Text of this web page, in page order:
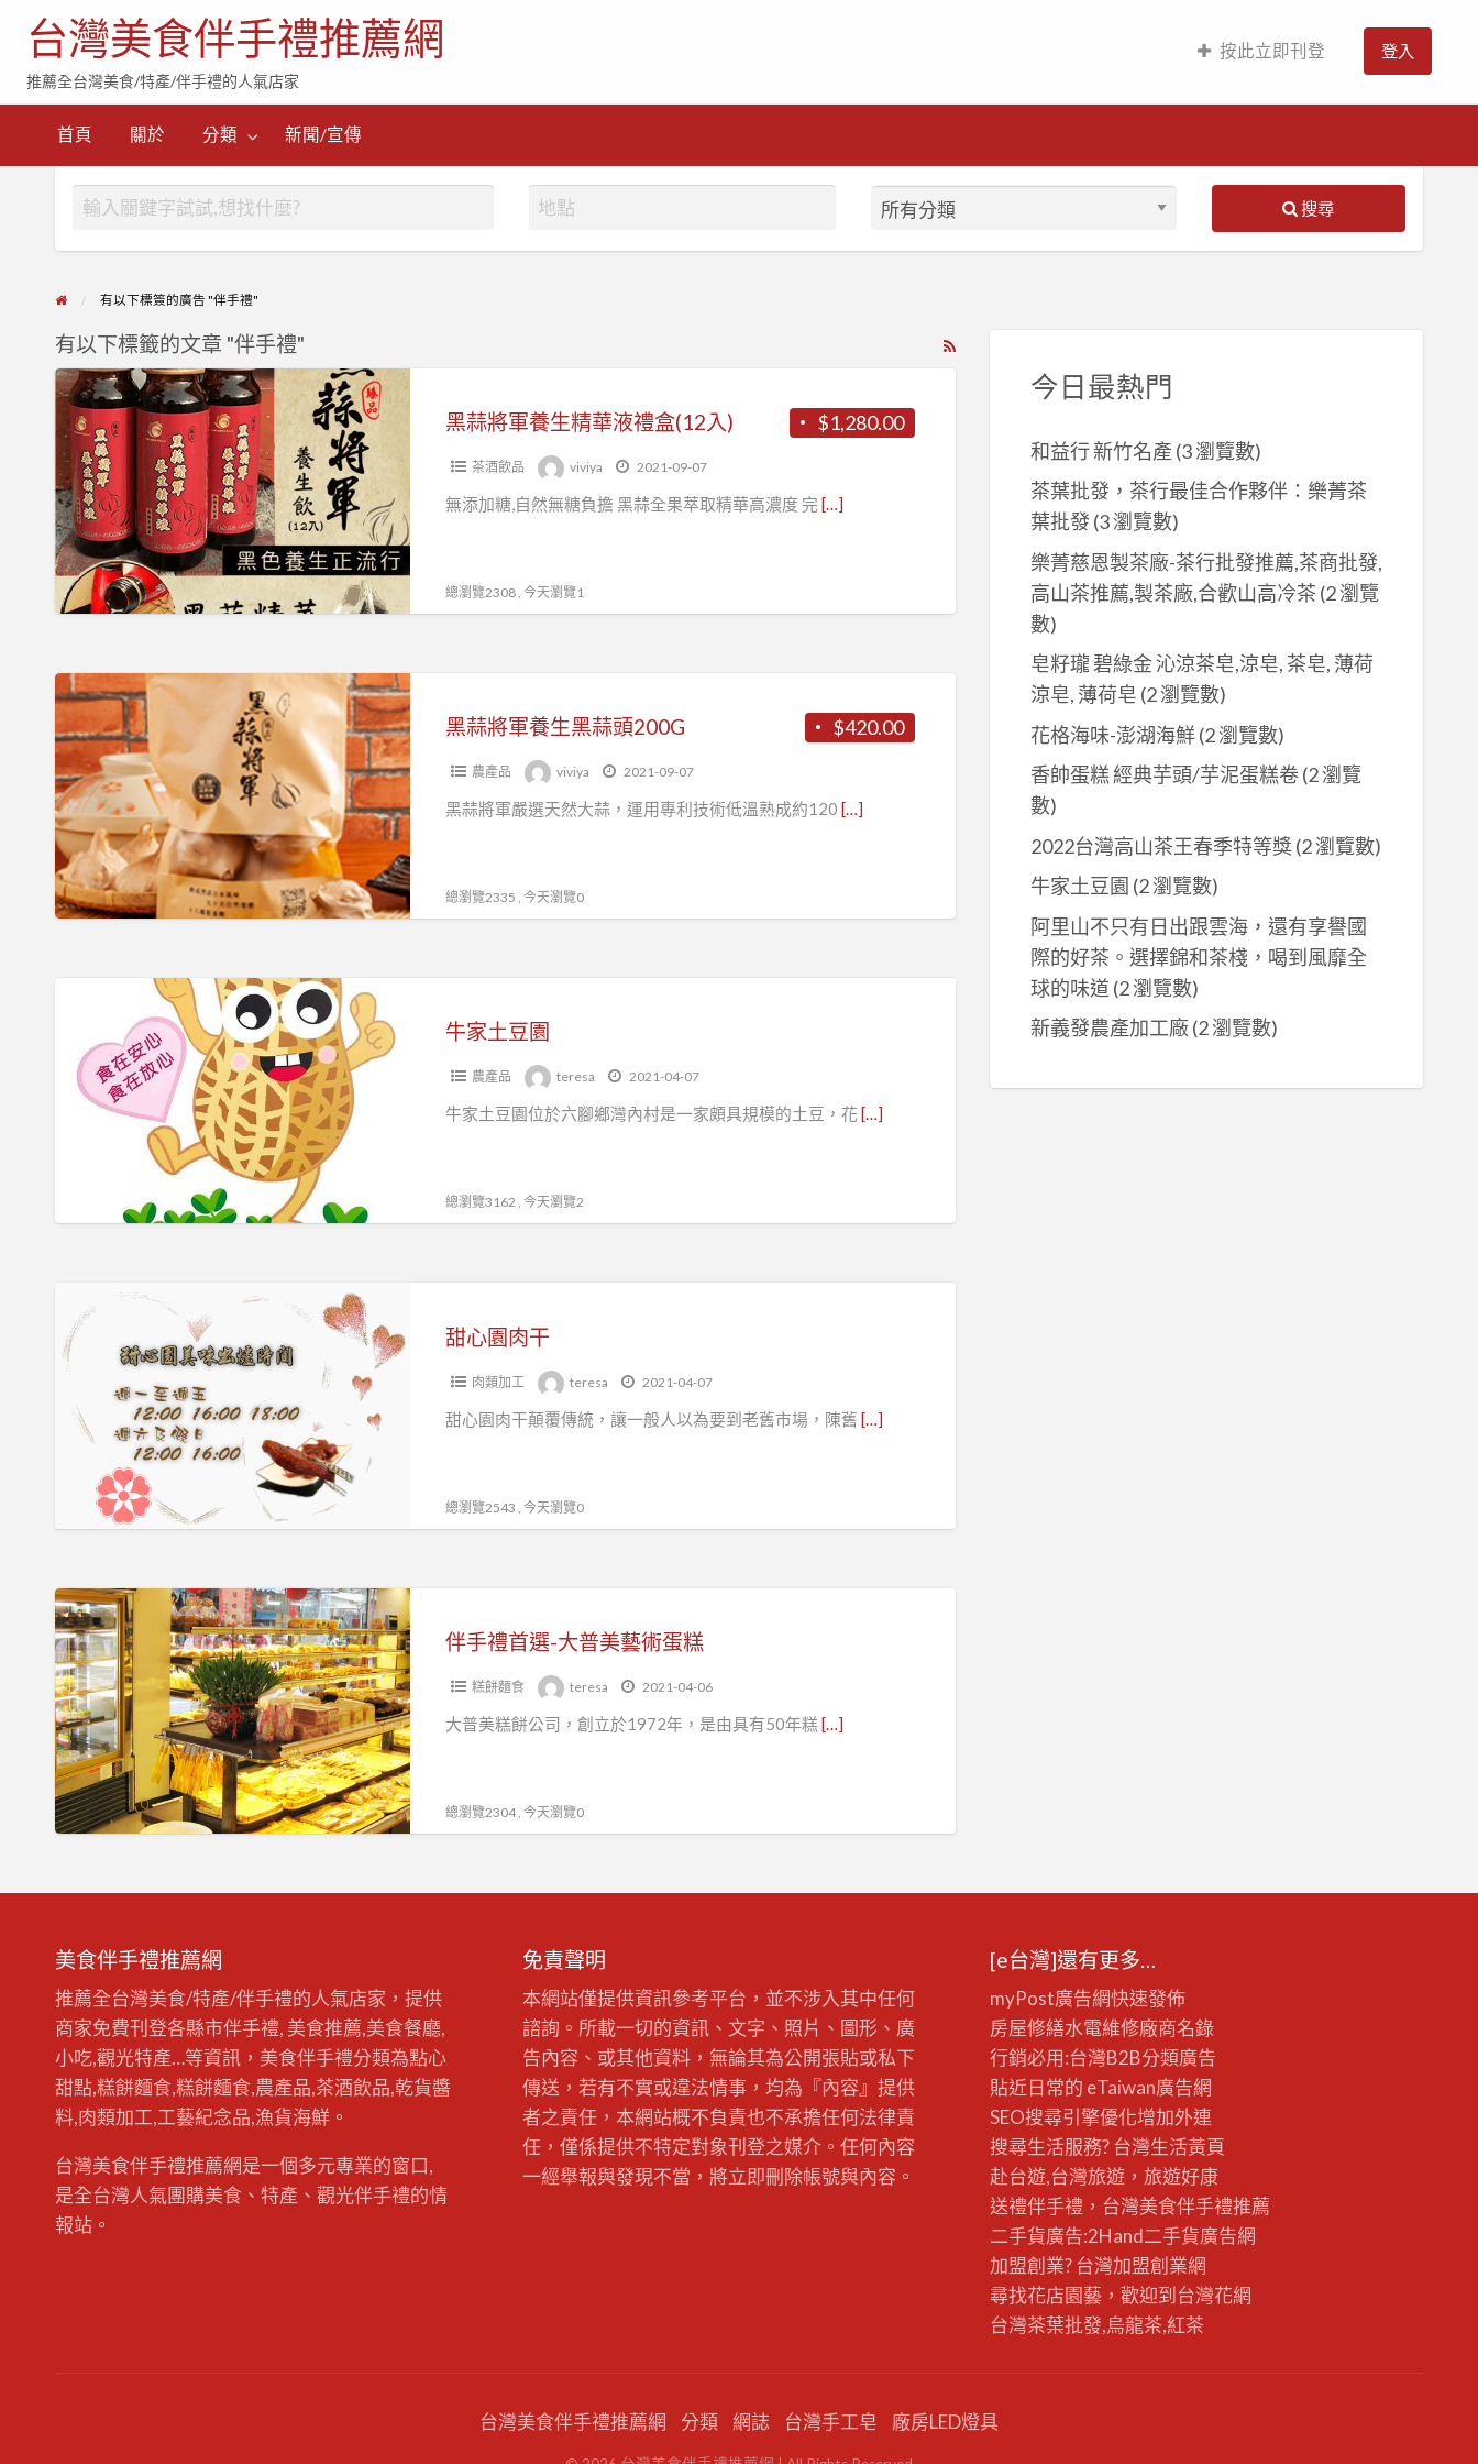
台灣美食伴手禮推薦網
推薦全台灣美食/特產/伴手禮的人氣店家
按此立即刊登 登入
首頁 關於 分類 新聞/宣傳
搜尋
有以下標簽的廣告 "伴手禮"
RSS
有以下標籤的文章 "伴手禮"
黑
蒜
將
軍
養
生
精
華
液
盒
(12
入)
$1,280.00
黑蒜將軍養生精華液禮盒(12入)
茶酒飲品 viviya 2021-09-07
無添加糖,自然無糖負擔 黑蒜全果萃取精華高濃度 完 […]
總瀏覽2308 , 今天瀏覽1
黑
蒜
將
軍
養
生
黑
蒜
頭
$420.00
黑蒜將軍養生黑蒜頭200G
農產品 viviya 2021-09-07
黑蒜將軍嚴選天然大蒜，運用專利技術低溫熟成約120 […]
總瀏覽2335 , 今天瀏覽0
牛家土豆園
農產品 teresa 2021-04-07
牛家土豆園位於六腳鄉灣內村是一家頗具規模的土豆，花 […]
總瀏覽3162 , 今天瀏覽2
心
園
甜心園肉干
肉類加工 teresa 2021-04-07
甜心園肉干顛覆傳統，讓一般人以為要到老舊市場，陳舊 […]
總瀏覽2543 , 今天瀏覽0
伴
手
禮
首
選-
大
普
美
藝
蛋
伴手禮首選-大普美藝術蛋糕
糕餅麵食 teresa 2021-04-06
大普美糕餅公司，創立於1972年，是由具有50年糕 […]
總瀏覽2304 , 今天瀏覽0
今日最熱門
和益行 新竹名產 (3 瀏覽數)
茶葉批發，茶行最佳合作夥伴：樂菁茶
葉批發(3 瀏覽數)
樂菁慈恩製茶廠-茶行批發推薦,茶商批發,
高山茶推薦,製茶廠,合歡山高冷茶 (2 瀏覽
數)
皂籽瓏 碧綠金 沁涼茶皂,涼皂, 茶皂, 薄荷
涼皂, 薄荷皂 (2 瀏覽數)
花格海味-澎湖海鮮(2 瀏覽數)
香帥蛋糕 經典芋頭/芋泥蛋糕卷(2 瀏覽
數)
2022台灣高山茶王春季特等獎(2 瀏覽數)
牛家土豆園 (2 瀏覽數)
阿里山不只有日出跟雲海，還有享譽國
際的好茶。選擇錦和茶棧，喝到風靡全
球的味道 (2 瀏覽數)
新義發農產加工廠(2 瀏覽數)
美食伴手禮推薦網
推薦全台灣美食/特產/伴手禮的人氣店家，提供
商家免費刊登各縣市伴手禮, 美食推薦,美食餐廳,
小吃,觀光特產…等資訊，美食伴手禮分類為點心
甜點,糕餅麵食,糕餅麵食,農產品,茶酒飲品,乾貨醬
料,肉類加工,工藝紀念品,漁貨海鮮。
台灣美食伴手禮推薦網是一個多元專業的窗口,
是全台灣人氣團購美食、特產、觀光伴手禮的情
報站。
免責聲明
本網站僅提供資訊參考平台，並不涉入其中任何
諮詢。所載一切的資訊、文字、照片、圖形、廣
告內容、或其他資料，無論其為公開張貼或私下
傳送，若有不實或違法情事，均為『內容』提供
者之責任，本網站概不負責也不承擔任何法律責
任，僅係提供不特定對象刊登之媒介。任何內容
一經舉報與發現不當，將立即刪除帳號與內容。
[e台灣]還有更多…
myPost廣告網快速發佈
房屋修繕水電維修廠商名錄
行銷必用:台灣B2B分類廣告
貼近日常的 eTaiwan廣告網
SEO搜尋引擎優化增加外連
搜尋生活服務? 台灣生活黃頁
赴台遊,台灣旅遊 ，旅遊好康
送禮伴手禮，台灣美食伴手禮推薦
二手貨廣告:2Hand二手貨廣告網
加盟創業? 台灣加盟創業網
尋找花店園藝，歡迎到 台灣花網
台灣茶葉批發,烏龍茶,紅茶
台灣美食伴手禮推薦網 分類 網誌 台灣手工皂 廠房LED燈具